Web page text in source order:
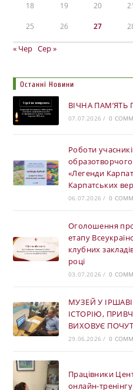
18 19 20 21
25 26 27
« Чер Сер »
Останні Новини
ВІЧНА ПАМ’ЯТЬ
07.07.2026 / 0
Роботи
«Легенди
Карпатських
06.07.2026 / 0
Оголошення
етапу
клубних
році
03.07.2026 / 0
МУЗЕЙ У
ІСТОРІЮ,
ВИХОВУЄ
29.06.2026 / 0
Працівники
онлайн-